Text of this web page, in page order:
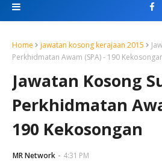
Home jawatan kosong kerajaan 2015
Perkhidmatan Awam (SPA) - 190
Jawatan Kosong
Perkhidmatan
190 Kekosongan
MR Network 4:31 PM